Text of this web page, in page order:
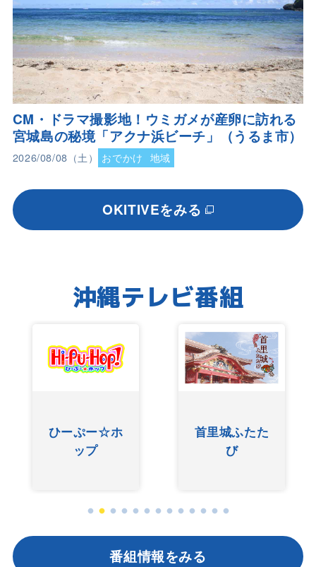
CM・ドラマ撮影地！ウミガメが産卵に訪れる
宮城島の秘境「アクナ浜ビーチ」（うるま市）
2026/08/08（土） おでかけ 地域
OKITIVEをみる
沖縄テレビ番組
ひーぷー☆ホ
ップ
首里城ふたた
び
番組情報をみる